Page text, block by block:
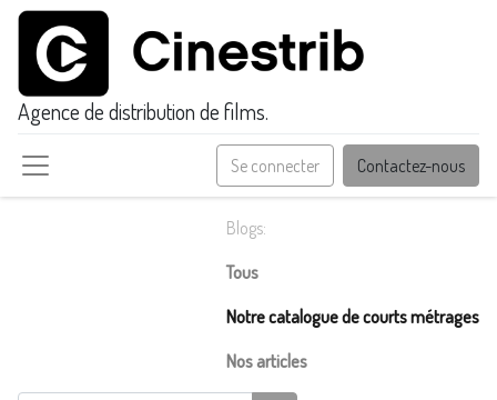
Agence de distribution de films.
Se connecter Contactez-nous
Blogs:
Tous
Notre catalogue de courts métrages
Nos articles